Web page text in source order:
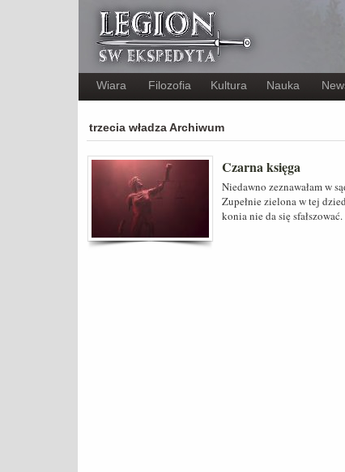
Wiara Filozofia Kultura Nauka
trzecia władza Archiwum
Czarna księga
Niedawno zeznawałam w
Zupełnie zielona w tej
konia nie da się